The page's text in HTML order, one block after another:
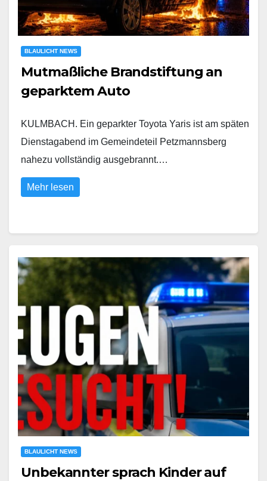
BLAULICHT NEWS
Mutmaßliche Brandstiftung an
geparktem Auto
KULMBACH. Ein geparkter Toyota Yaris ist am späten
Dienstagabend im Gemeindeteil Petzmannsberg
nahezu vollständig ausgebrannt.…
Mehr lesen
BLAULICHT NEWS
Unbekannter sprach Kinder auf